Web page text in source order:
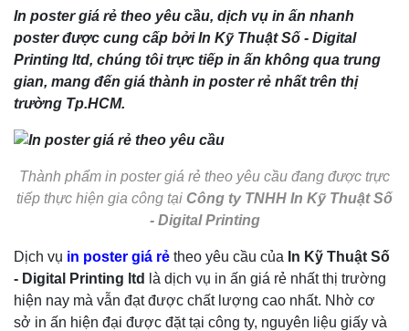
In poster giá rẻ theo yêu cầu, dịch vụ in ấn nhanh
poster được cung cấp bởi In Kỹ Thuật Số - Digital
Printing ltd, chúng tôi trực tiếp in ấn không qua trung
gian, mang đến giá thành in poster rẻ nhất trên thị
trường Tp.HCM.
Thành phẩm in poster giá rẻ theo yêu cầu đang được trực
tiếp thực hiện gia công tại Công ty TNHH In Kỹ Thuật Số
- Digital Printing
Dịch vụ in poster giá rẻ theo yêu cầu của In Kỹ Thuật Số
- Digital Printing ltd
là dịch vụ in ấn giá rẻ nhất thị trường
hiện nay mà vẫn đạt được chất lượng cao nhất. Nhờ cơ
sở in ấn hiện đại được đặt tại công ty, nguyên liệu giấy và